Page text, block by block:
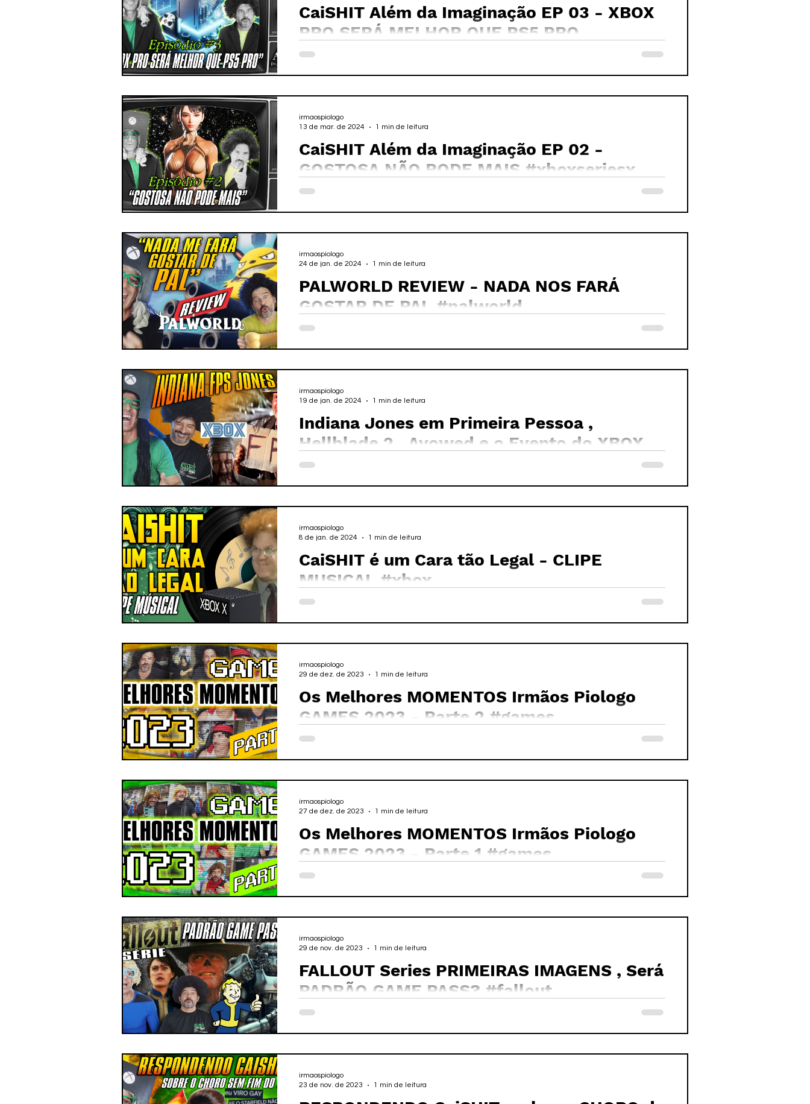
CaiSHIT Além da Imaginação EP 03 - XBOX
PRO SERÁ MELHOR QUE PS5 PRO
#xboxseriesx
CaiSHIT Além da Imaginação EP 02 -
GOSTOSA NÃO PODE MAIS #xboxseriesx
irmaospiologo
13 de mar. de 2024
1 min de leitura
PALWORLD REVIEW - NADA NOS FARÁ
GOSTAR DE PAL #palworld
irmaospiologo
24 de jan. de 2024
1 min de leitura
Indiana Jones em Primeira Pessoa ,
Hellblade 2 , Avowed e o Evento do XBOX
#indianajones
irmaospiologo
19 de jan. de 2024
1 min de leitura
CaiSHIT é um Cara tão Legal - CLIPE
MUSICAL #xbox
irmaospiologo
8 de jan. de 2024
1 min de leitura
Os Melhores MOMENTOS Irmãos Piologo
GAMES 2023 - Parte 2 #games
irmaospiologo
29 de dez. de 2023
1 min de leitura
Os Melhores MOMENTOS Irmãos Piologo
GAMES 2023 - Parte 1 #games
irmaospiologo
27 de dez. de 2023
1 min de leitura
FALLOUT Series PRIMEIRAS IMAGENS , Será
PADRÃO GAME PASS? #fallout
irmaospiologo
29 de nov. de 2023
1 min de leitura
irmaospiologo
23 de nov. de 2023
1 min de leitura